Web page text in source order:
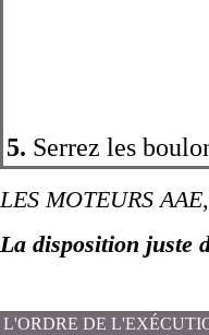
5. Serrez les
LES MOTEURS
La disposition juste
L'ORDRE DE